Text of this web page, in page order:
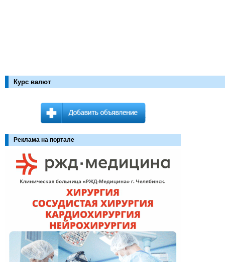
Курс валют
Реклама на портале